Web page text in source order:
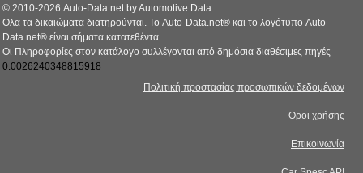
© 2010-2026 Auto-Data.net by Automotive Data
Ολα τα δικαιώματα διατηρούνται. Το Auto-Data.net® και το λογότυπο Auto-
Data.net® είναι σήματα κατατεθέντα.
Οι Πληροφορίες στον κατάλογο συλλέγονται από δημόσια διαθέσιμες πηγές
0.0026240348815918
Πολιτική προστασίας προσωπικών δεδομένων
Οροι χρήσης
Επικοινωνία